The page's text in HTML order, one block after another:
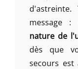
d'astreinte.
message :
nature de
dès que
secours